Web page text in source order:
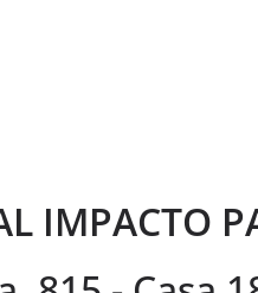
IMPACTO